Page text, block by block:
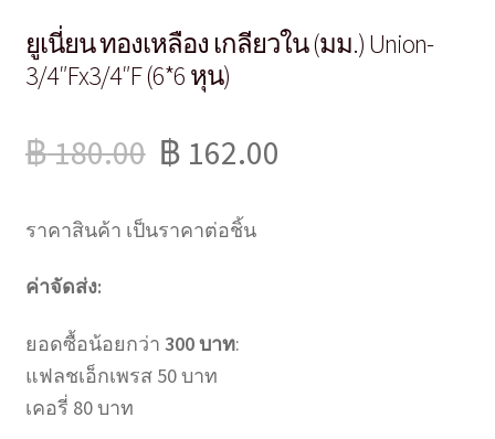
ยูเนี่ยน ทองเหลือง เกลียวใน (มม.) Union-
3/4″Fx3/4″F (6*6 หุน)
฿180.00 ฿ 162.00
ราคาสินค้า เป็นราคาต่อชิ้น
ค่าจัดส่ง:
ยอดซื้อน้อยกว่า 300 บาท:
แฟลชเอ็กเพรส 50 บาท
เคอรี่ 80 บาท